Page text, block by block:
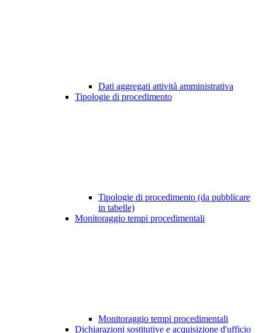
Dati aggregati attività amministrativa
Tipologie di procedimento
Tipologie di procedimento (da pubblicare
in tabelle)
Monitoraggio tempi procedimentali
Monitoraggio tempi procedimentali
Dichiarazioni sostitutive e acquisizione d'ufficio